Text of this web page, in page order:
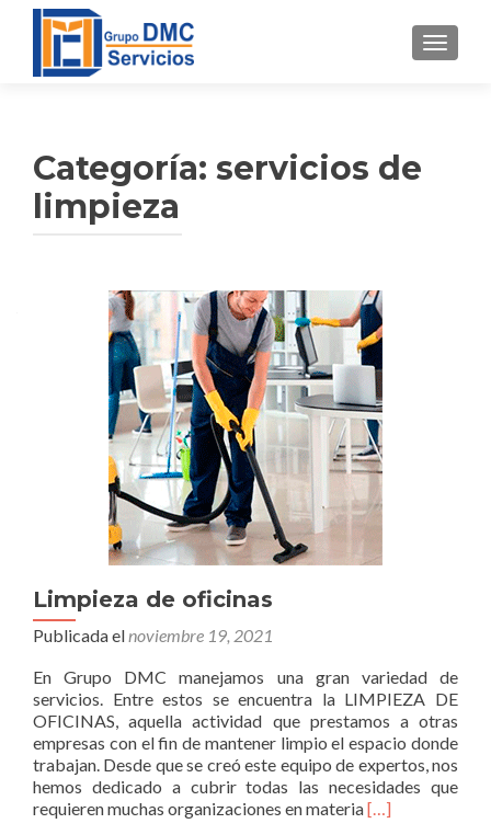
Categoría: servicios de
limpieza
Limpieza de oficinas
Publicada elnoviembre 19, 2021
En Grupo DMC manejamos una gran variedad de
servicios. Entre estos se encuentra la LIMPIEZA DE
OFICINAS, aquella actividad que prestamos a otras
empresas con el fin de mantener limpio el espacio donde
trabajan. Desde que se creó este equipo de expertos, nos
hemos dedicado a cubrir todas las necesidades que
requieren muchas organizaciones en materiaRead
[…]